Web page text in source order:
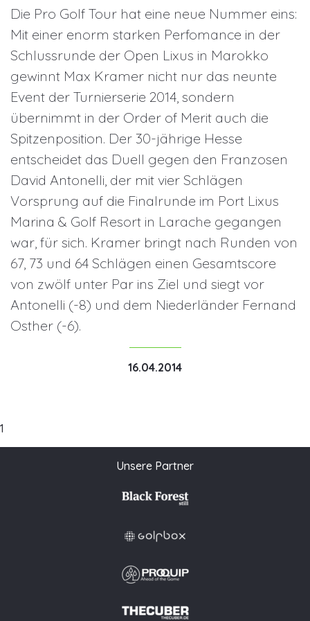
Die Pro Golf Tour hat eine neue Nummer eins:
Mit einer enorm starken Perfomance in der
Schlussrunde der Open Lixus in Marokko
gewinnt Max Kramer nicht nur das neunte
Event der Turnierserie 2014, sondern
übernimmt in der Order of Merit auch die
Spitzenposition. Der 30-jährige Hesse
entscheidet das Duell gegen den Franzosen
David Antonelli, der mit vier Schlägen
Vorsprung auf die Finalrunde im Port Lixus
Marina & Golf Resort in Larache gegangen
war, für sich. Kramer bringt nach Runden von
67, 73 und 64 Schlägen einen Gesamtscore
von zwölf unter Par ins Ziel und siegt vor
Antonelli (-8) und dem Niederländer Fernand
Osther (-6).
16.04.2014
1
Unsere Partner